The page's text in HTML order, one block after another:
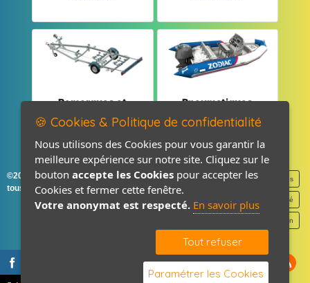
Remorques et
Pneumatiques
©2026-2027 France Accastillage
tous droits réservés
Mentions légales
Politique de confidentialité
Contact / Plan
🍪 Cookies & Politique de confidentialité
Nous utilisons des Cookies pour vous garantir la
meilleure expérience sur notre site. Cliquez sur le
bouton accepte les Cookies pour accepter les
Cookies et fermer cette fenêtre.
Votre anonymat est respecté. En savoir plus
Tout refuser
Paramétrer les Cookies